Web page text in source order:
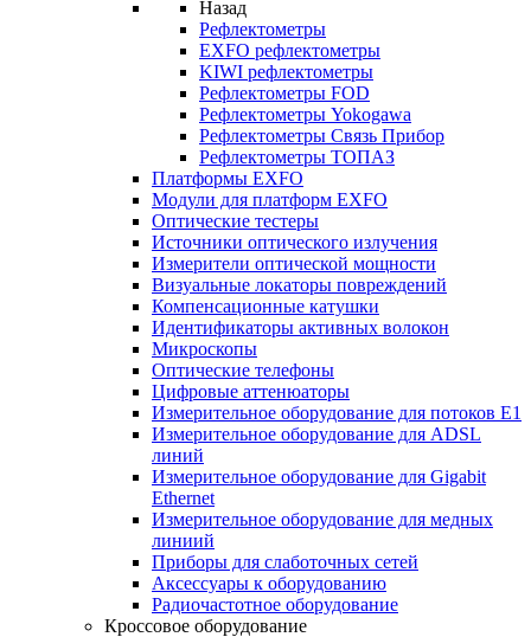
Назад
Рефлектометры
EXFO рефлектометры
KIWI рефлектометры
Рефлектометры FOD
Рефлектометры Yokogawa
Рефлектометры Связь Прибор
Рефлектометры ТОПАЗ
Платформы EXFO
Модули для платформ EXFO
Оптические тестеры
Источники оптического излучения
Измерители оптической мощности
Визуальные локаторы повреждений
Компенсационные катушки
Идентификаторы активных волокон
Микроскопы
Оптические телефоны
Цифровые аттенюаторы
Измерительное оборудование для потоков Е1
Измерительное оборудование для ADSL
линий
Измерительное оборудование для Gigabit
Ethernet
Измерительное оборудование для медных
линиий
Приборы для слаботочных сетей
Аксессуары к оборудованию
Радиочастотное оборудование
Кроссовое оборудование